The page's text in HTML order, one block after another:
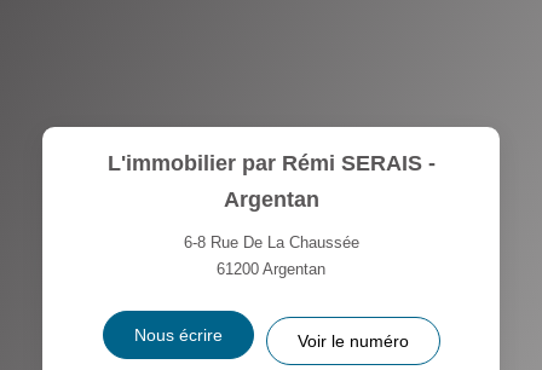
L'immobilier par Rémi SERAIS -
Argentan
6-8 Rue De La Chaussée
61200 Argentan
Nous écrire Voir le numéro